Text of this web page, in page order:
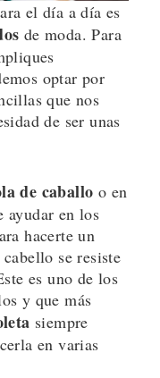
el día a día es
de moda. Para
optar por
que nos
de ser unas
de caballo o en
ayudar en los
hacerte un
se resiste
es uno de los
y que más
siempre
en varias